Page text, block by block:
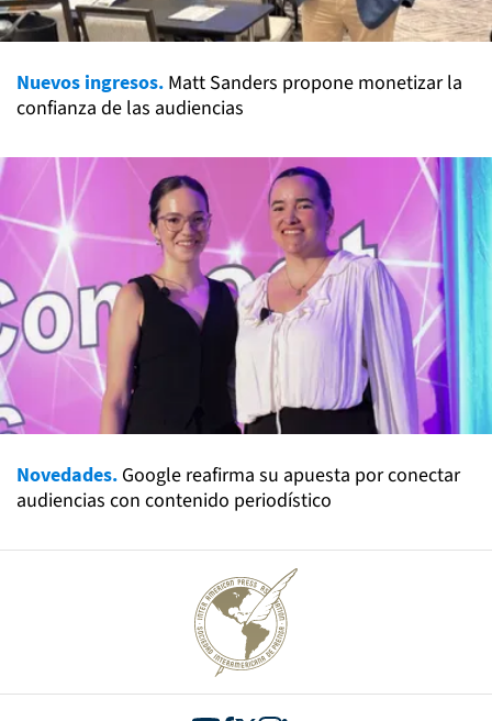
Nuevos ingresos. Matt Sanders propone monetizar la
confianza de las audiencias
Novedades. Google reafirma su apuesta por conectar
audiencias con contenido periodístico